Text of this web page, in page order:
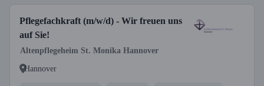
Pflegefachkraft (m/w/d) - Wir freuen uns
auf Sie!
Altenpflegeheim St. Monika Hannover
Hannover